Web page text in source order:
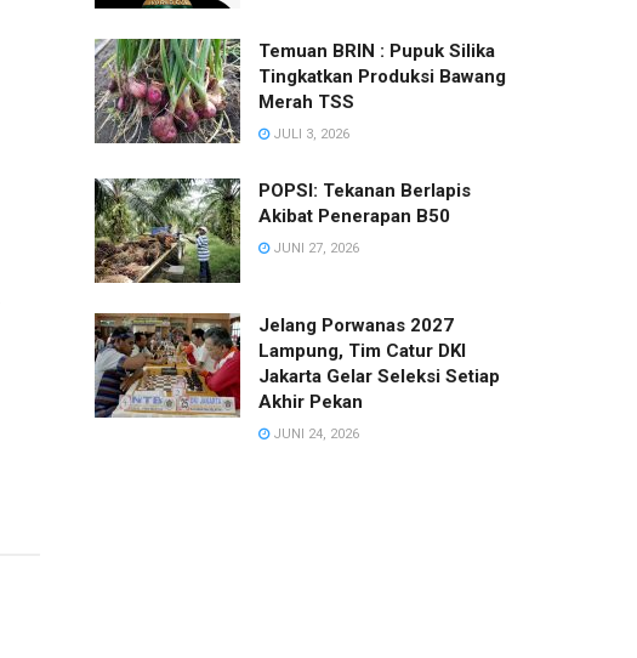
Temuan BRIN : Pupuk Silika
Tingkatkan Produksi Bawang
Merah TSS
JULI 3, 2026
POPSI: Tekanan Berlapis
Akibat Penerapan B50
JUNI 27, 2026
Jelang Porwanas 2027
Lampung, Tim Catur DKI
Jakarta Gelar Seleksi Setiap
Akhir Pekan
JUNI 24, 2026